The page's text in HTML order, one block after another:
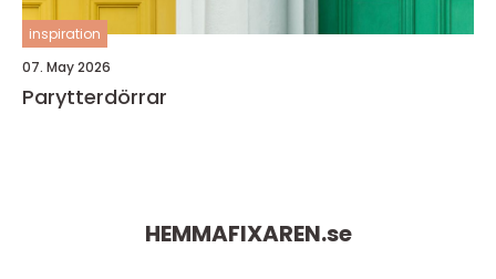
inspiration
07. May 2026
Parytterdörrar
HEMMAFIXAREN.se